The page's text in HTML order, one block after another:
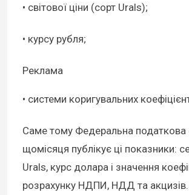
• світової ціни (сорт Urals);
• курсу рубля;
Реклама
• системи коригувальних
Саме тому Федеральна податкова
щомісяця публікує ці показники:
Urals, курс долара і значення
розрахунку НДПИ, НДД та акцизів.